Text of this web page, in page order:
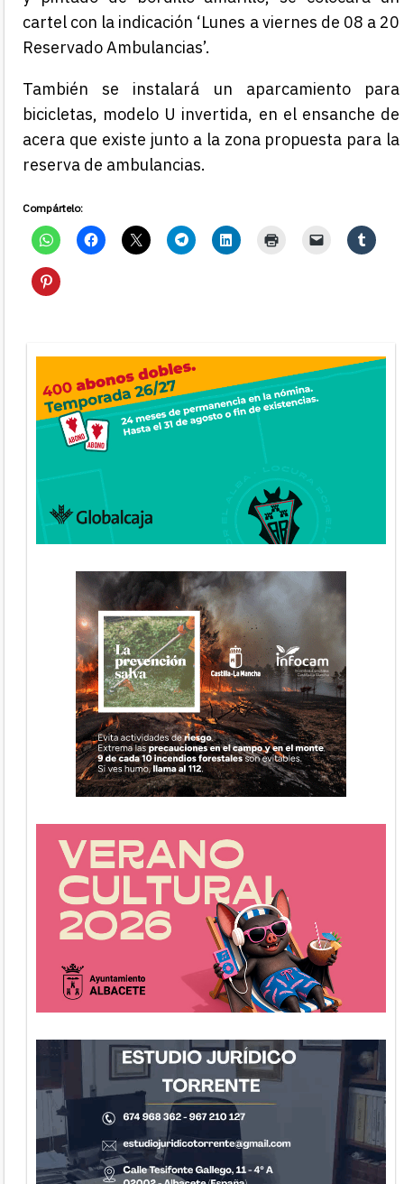
cartel con la indicación ‘Lunes a viernes de 08 a 20
Reservado Ambulancias’.
También se instalará un aparcamiento para
bicicletas, modelo U invertida, en el ensanche de
acera que existe junto a la zona propuesta para la
reserva de ambulancias.
Compártelo: